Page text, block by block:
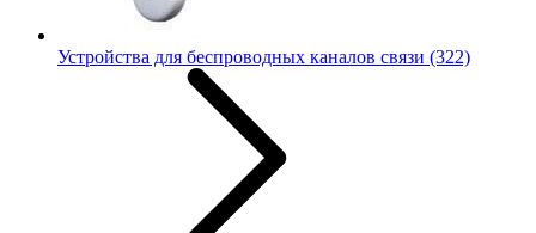
Устройства для беспроводных каналов связи (322)